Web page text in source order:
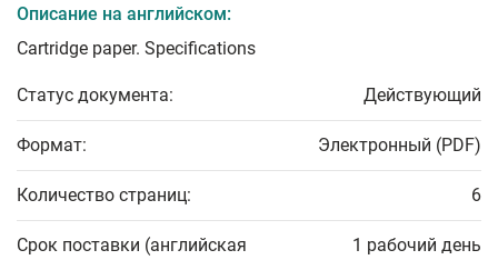
Описание на английском:
Cartridge paper. Specifications
Статус документа: Действующий
Формат: Электронный (PDF)
Количество страниц: 6
Срок поставки (английская
1 рабочий день